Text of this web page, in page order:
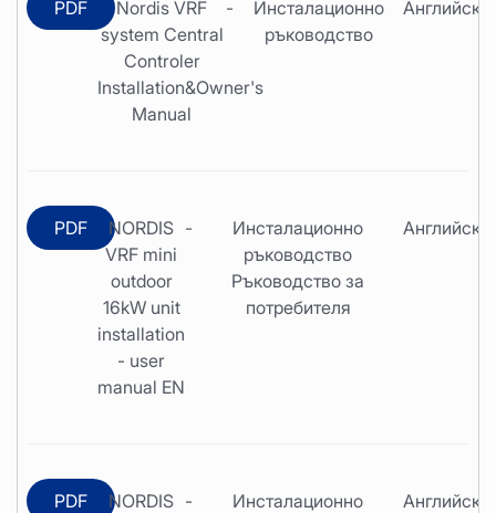
PDF
Nordis VRF
system Central
Controler
Installation&Owner's
Manual
-
Инсталационно
ръководство
Английски
PDF
NORDIS
VRF mini
outdoor
16kW unit
installation
- user
manual EN
-
Инсталационно
ръководство
Ръководство за
потребителя
Английски
PDF
NORDIS -
Инсталационно
Английски